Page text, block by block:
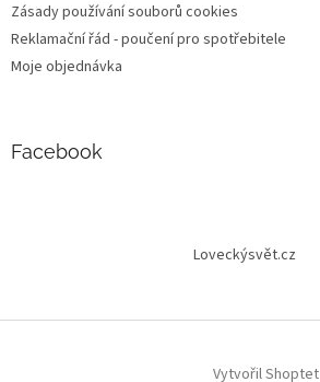
Zásady používání souborů cookies
Reklamační řád - poučení pro spotřebitele
Moje objednávka
Facebook
Loveckýsvět.cz
Vytvořil Shoptet